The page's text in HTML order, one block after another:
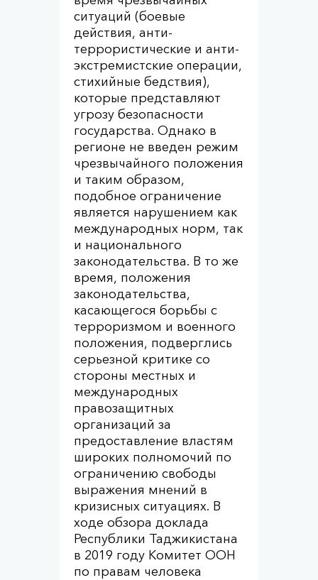
ситуаций (боевые
действия, анти-
террористические и анти-
экстремистские операции,
стихийные бедствия),
которые представляют
угрозу безопасности
государства. Однако в
регионе не введен режим
чрезвычайного положения
и таким образом,
подобное ограничение
является нарушением как
международных норм, так
и национального
законодательства. В то же
время, положения
законодательства,
касающегося борьбы с
терроризмом и военного
положения, подверглись
серьезной критике со
стороны местных и
международных
правозащитных
организаций за
предоставление властям
широких полномочий по
ограничению свободы
выражения мнений в
кризисных ситуациях. В
ходе обзора доклада
Республики Таджикистана
в 2019 году Комитет ООН
по правам человека